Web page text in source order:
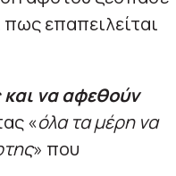
πως επαπειλείται
να αφεθούν
«όλα τα μέρη να
» που